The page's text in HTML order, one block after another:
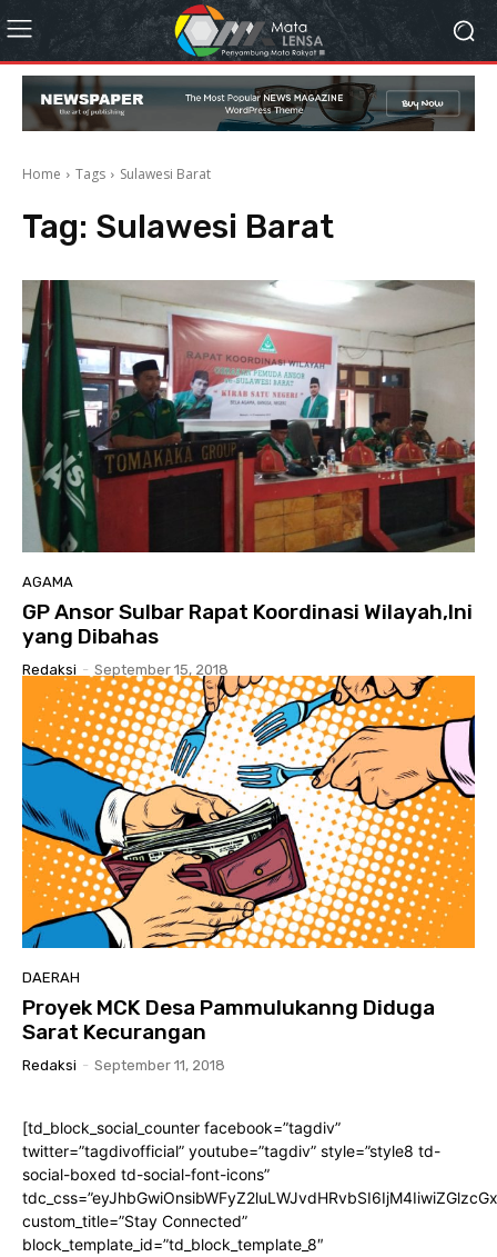
Home Tags Sulawesi Barat
Tag: Sulawesi Barat
AGAMA
GP Ansor Sulbar Rapat Koordinasi Wilayah,Ini
yang Dibahas
Redaksi - September 15, 2018
DAERAH
Proyek MCK Desa Pammulukanng Diduga
Sarat Kecurangan
Redaksi - September 11, 2018
[td_block_social_counter facebook=”tagdiv”
twitter=”tagdivofficial” youtube=”tagdiv” style=”style8 td-
social-boxed td-social-font-icons”
custom_title=”Stay Connected”
block_template_id=”td_block_template_8″